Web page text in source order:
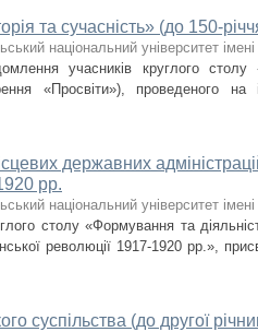
та сучасність» (до 150-
національний університет
учасників круглого столу
«Просвіти»), проведеного на
державних
рр.
національний університет
столу «Формування та
революції 1917-1920 рр.»,
суспільства (до другої